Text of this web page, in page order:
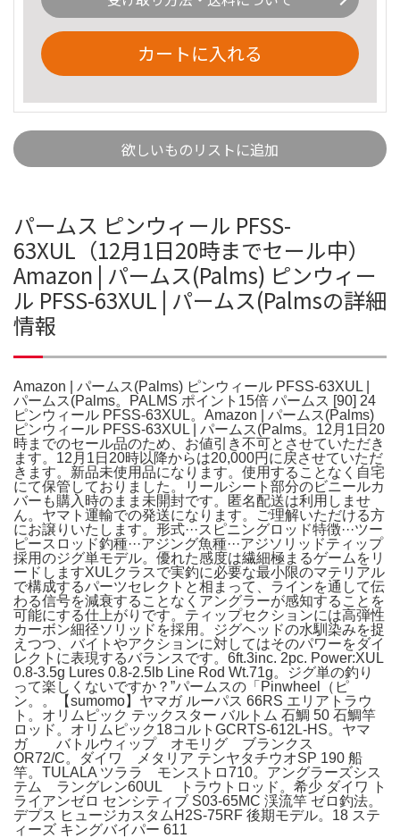
カートに入れる
欲しいものリストに追加
パームス ピンウィール PFSS-
63XUL（12月1日20時までセール中）
Amazon | パームス(Palms) ピンウィー
ル PFSS-63XUL | パームス(Palmsの詳細
情報
Amazon | パームス(Palms) ピンウィール PFSS-63XUL |
パームス(Palms。PALMS ポイント15倍 パームス [90] 24
ピンウィール PFSS-63XUL。Amazon | パームス(Palms)
ピンウィール PFSS-63XUL | パームス(Palms。12月1日20
時までのセール品のため、お値引き不可とさせていただき
ます。12月1日20時以降からは20,000円に戻させていただ
きます。新品未使用品になります。使用することなく自宅
にて保管しておりました。リールシート部分のビニールカ
バーも購入時のまま未開封です。匿名配送は利用しませ
ん。ヤマト運輸での発送になります。ご理解いただける方
にお譲りいたします。形式···スピニングロッド特徴···ツー
ピースロッド釣種···アジング魚種···アジソリッドティップ
採用のジグ単モデル。優れた感度は繊細極まるゲームをリ
ードしますXULクラスで実釣に必要な最小限のマテリアル
で構成するパーツセレクトと相まって、ラインを通して伝
わる信号を減衰することなくアングラーが感知することを
可能にする仕上がりです。ティップセクションには高弾性
カーボン細径ソリッドを採用。ジグヘッドの水馴染みを捉
えつつ、バイトやアクションに対してはそのパワーをダイ
レクトに表現するバランスです。6ft.3inc. 2pc. Power:XUL
0.8-3.5g Lures 0.8-2.5lb Line Rod Wt.71g。ジグ単の釣り
って楽しくないですか？”パームスの「Pinwheel（ピ
ン。。【sumomo】ヤマガ ルーパス 66RS エリアトラウ
ト。オリムピック テックスター バルトム 石鯛 50 石鯛竿
ロッド。オリムピック18コルトGCRTS-612L-HS。ヤマ
ガ バトルウィップ オモリグ ブランクス
OR72/C。ダイワ メタリア テンヤタチウオSP 190 船
竿。TULALA ツララ モンストロ710。アングラーズシス
テム ラングレン60UL トラウトロッド。希少 ダイワ ト
ライアンゼロ センシティブ S03-65MC 渓流竿 ゼロ釣法。
デプス ヒュージカスタムH2S-75RF 後期モデル。18 ステ
ィーズ キングバイパー 611